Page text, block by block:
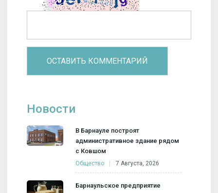
Новости
В Барнауле построят
административное здание рядом
с Ковшом
Общество 7 Августа, 2026
Барнаульское предприятие